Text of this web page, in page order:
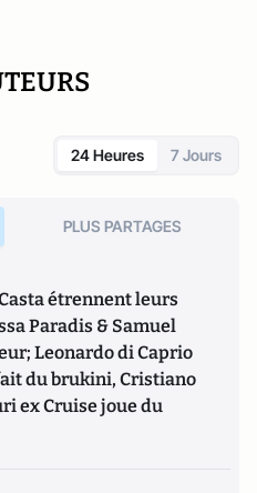
24 Heures 7 Jours
PLUS PARTAGES
étrennent leurs
Paradis & Samuel
Leonardo di Caprio
du brukini, Cristiano
ex Cruise joue du